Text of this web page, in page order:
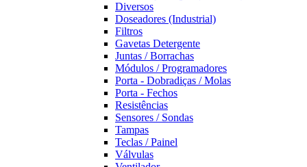
Diversos
Doseadores (Industrial)
Filtros
Gavetas Detergente
Juntas / Borrachas
Módulos / Programadores
Porta - Dobradiças / Molas
Porta - Fechos
Resistências
Sensores / Sondas
Tampas
Teclas / Painel
Válvulas